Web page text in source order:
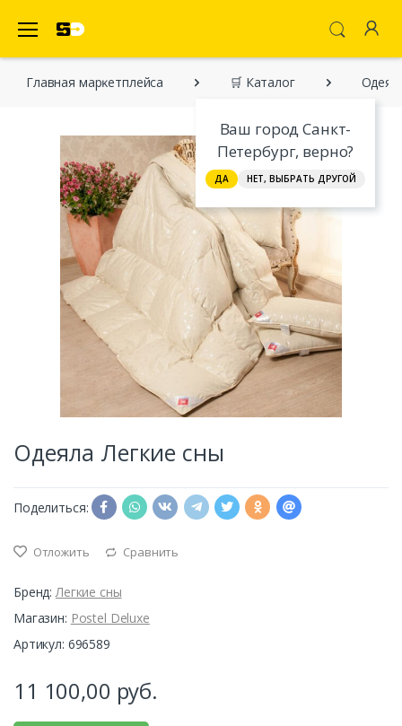
Ваш город Санкт-
Петербург, верно?
ДА НЕТ, ВЫБРАТЬ ДРУГОЙ
Главная марĸетплейса 🛒 Каталог
Одеяла Легкие сны
Поделиться:
Отложить Сравнить
Бренд:Легкие сны
Магазин: Postel Deluxe
Артикул: 696589
11 100,00 руб.